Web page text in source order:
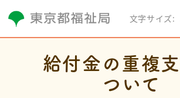
文字サイズ:
給付金の重複
ついて